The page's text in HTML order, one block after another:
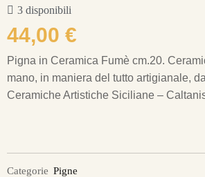
3 disponibili
44,00 €
Pigna in Ceramica Fumè cm.20.
mano, in maniera del tutto artigianale,
Ceramiche Artistiche Siciliane –
Categorie Pigne